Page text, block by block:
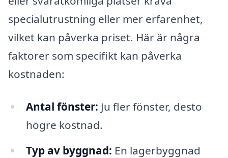
specialutrustning eller mer erfarenhet,
vilket kan påverka priset. Här är några
faktorer som specifikt kan påverka
kostnaden:
Antal fönster: Ju fler fönster, desto
högre kostnad.
Typ av byggnad: En lagerbyggnad